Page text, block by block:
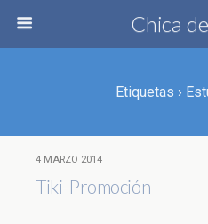
Chica
Etiquetas ›
4 MARZO 2014
Tiki-Promoción